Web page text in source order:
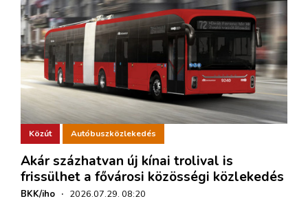
Közút Autóbuszközlekedés
Akár százhatvan új kínai trolival is
frissülhet a fővárosi közösségi közlekedés
BKK/iho · 2026.07.29. 08:20